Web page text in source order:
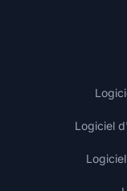
Logiciel